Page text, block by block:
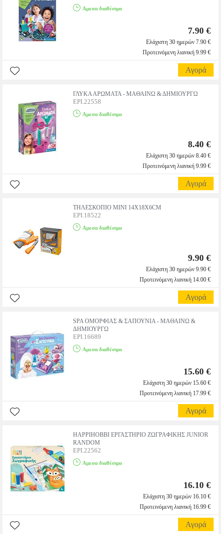
Αμεσα διαθέσιμο
7.90 €
Ελάχιστη 30 ημερών 7.90 €
Προτεινόμενη λιανική 9.99 €
Αγορά
ΓΛΥΚΑ ΑΡΩΜΑΤΑ - ΜΑΘΑΙΝΩ & ΔΗΜΙΟΥΡΓΩ
EPI.22558
Αμεσα διαθέσιμο
8.40 €
Ελάχιστη 30 ημερών 8.40 €
Προτεινόμενη λιανική 9.99 €
Αγορά
ΤΗΛΕΣΚΟΠΙΟ MINI 14X18X6CM
EPI.18522
Αμεσα διαθέσιμο
9.90 €
Ελάχιστη 30 ημερών 9.90 €
Προτεινόμενη λιανική 14.00 €
Αγορά
SPA ΟΜΟΡΦΙΑΣ & ΣΑΠΟΥΝΙΑ - ΜΑΘΑΙΝΩ &
ΔΗΜΙΟΥΡΓΩ
EPI.16689
Αμεσα διαθέσιμο
15.60 €
Ελάχιστη 30 ημερών 15.60 €
Προτεινόμενη λιανική 17.99 €
Αγορά
HAPPIHOBBI ΕΡΓΑΣΤΗΡΙΟ ΖΩΓΡΑΦΙΚΗΣ JUNIOR
RANDOM
EPI.22562
Αμεσα διαθέσιμο
16.10 €
Ελάχιστη 30 ημερών 16.10 €
Προτεινόμενη λιανική 16.99 €
Αγορά